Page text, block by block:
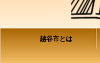
越谷市とは